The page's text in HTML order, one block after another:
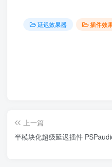
延迟效果器 插件效
上一篇
半模块化超级延迟插件